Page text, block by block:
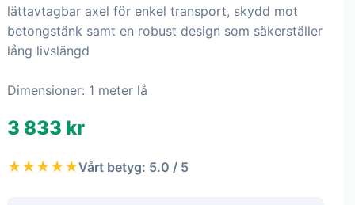
lättavtagbar axel för enkel transport, skydd mot
betongstänk samt en robust design som säkerställer
lång livslängd
Dimensioner: 1 meter lå
3 833 kr
★★★★★Vårt betyg: 5.0 / 5